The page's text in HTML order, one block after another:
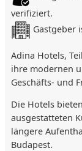
✅
✅ Kinderbett
verifiziert.
Gastgeber
Adina Hotels,
ihre modernen
Geschäfts- und
Die Hotels
ausgestatteten
längere
Budapest.